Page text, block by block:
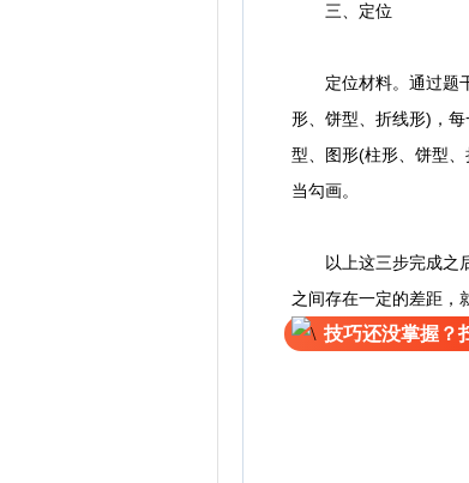
三、定位
定位材料。通过题干
形、饼型、折线形)，
型、图形(柱形、饼型
当勾画。
以上这三步完成之后
之间存在一定的差距，
技巧还没掌握？
扫